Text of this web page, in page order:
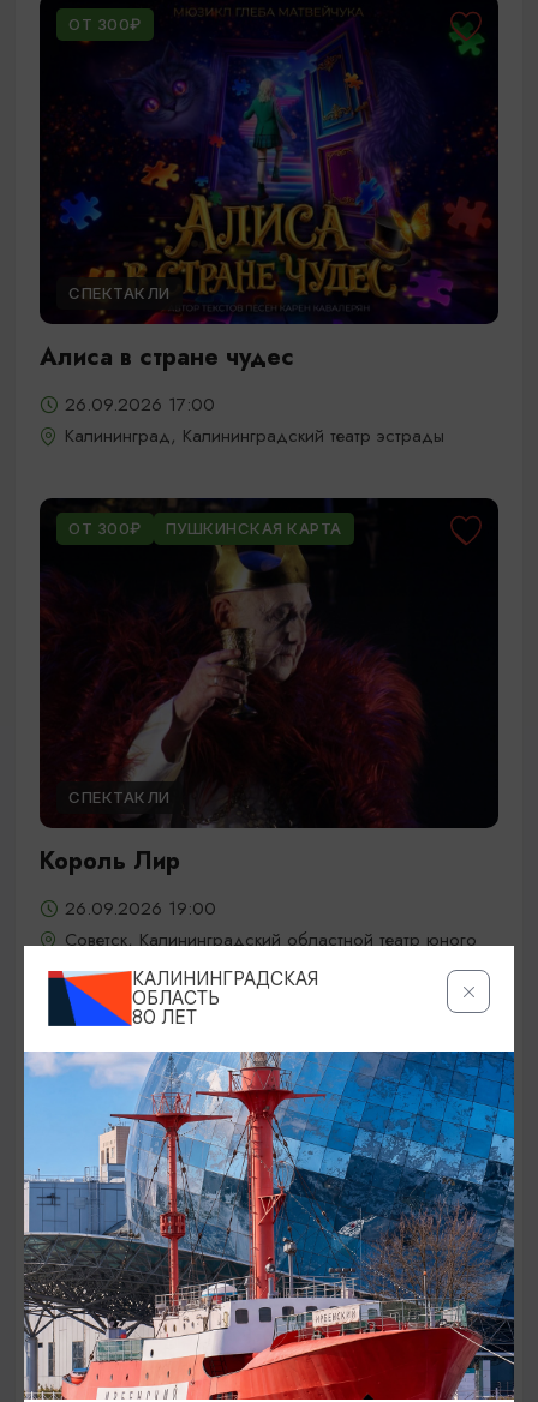
ОТ 300₽
СПЕКТАКЛИ
Алиса в стране чудес
26.09.2026 17:00
Калининград, Калининградский театр эстрады
ОТ 300₽ ПУШКИНСКАЯ КАРТА
СПЕКТАКЛИ
Король Лир
26.09.2026 19:00
Советск, Калининградский областной театр юного
зрителя «Молодежный»
ОТ 800₽
КОНЦЕРТЫ
«От Вивальди до Пьяццоллы».
КАЛИНИНГРАДСКАЯ
ОБЛАСТЬ
80 ЛЕТ